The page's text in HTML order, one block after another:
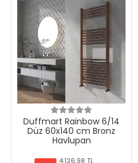
Duffmart Rainbow 6/14
Düz 60x140 cm Bronz
Havlupan
4.126,98 TL